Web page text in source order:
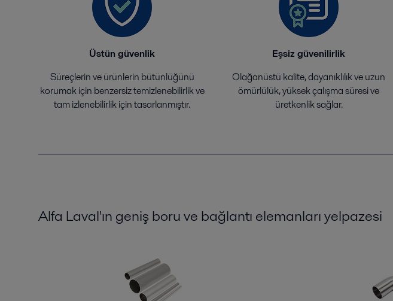
Üstün güvenlik
Süreçlerin ve ürünlerin bütünlüğünü
korumak için benzersiz temizlenebilirlik ve
tam izlenebilirlik için tasarlanmıştır.
Eşsiz güvenilirlik
Olağanüstü kalite, dayanıklılık ve uzun
ömürlülük, yüksek çalışma süresi ve
üretkenlik sağlar.
Alfa Laval'ın geniş boru ve bağlantı elemanları yelpazesi